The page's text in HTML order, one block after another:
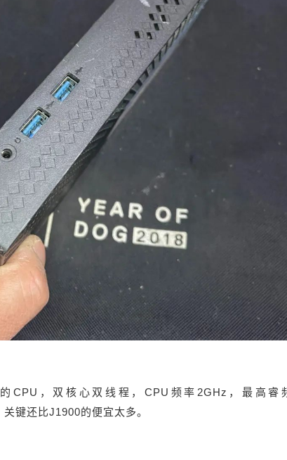
CPU，双核心双线程，CPU频率2GHz，最高睿
键还比J1900的便宜太多。